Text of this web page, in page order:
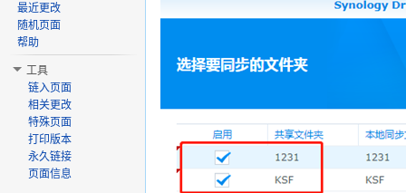
最近更改
随机页面
帮助
工具
链入页面
相关更改
特殊页面
打印版本
永久链接
页面信息